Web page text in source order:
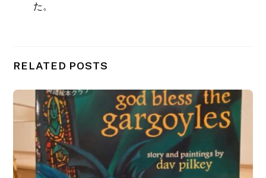
た。
RELATED POSTS